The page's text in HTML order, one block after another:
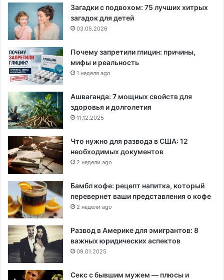
Загадки с подвохом: 75 лучших хитрых
загадок для детей
03.05.2026
Почему запретили глицин: причины,
мифы и реальность
1 неделя ago
Ашваганда: 7 мощных свойств для
здоровья и долголетия
11.12.2025
Что нужно для развода в США: 12
необходимых документов
2 недели ago
Бамбл кофе: рецепт напитка, который
перевернет ваши представления о кофе
2 недели ago
Развод в Америке для эмигрантов: 8
важных юридических аспектов
09.01.2025
Секс с бывшим мужем — плюсы и